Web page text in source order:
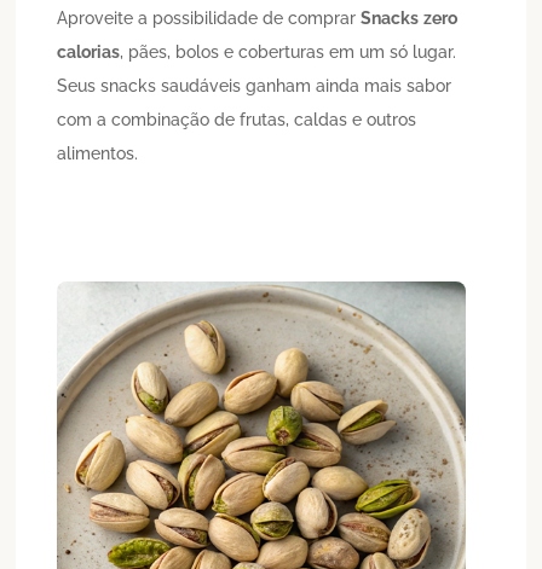
Aproveite a possibilidade de comprarSnacks zero
calorias, pães, bolos e coberturas em um só lugar.
Seus snacks saudáveis ganham ainda mais sabor
com a combinação de frutas, caldas e outros
alimentos.